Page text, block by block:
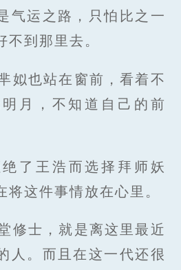
气运之路，只怕比之一
不到那里去。
姒也站在窗前，看着不
月，不知道自己的前
了王浩而选择拜师妖
将这件事情放在心里。
修士，就是离这里最近
人。而且在这一代还很